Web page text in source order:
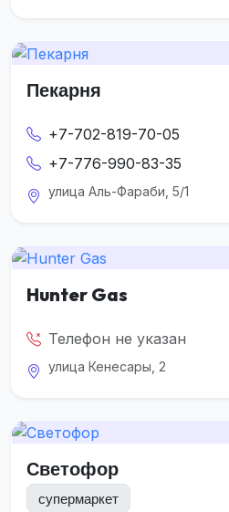
Пекарня
+7-702-819-70-05
+7-776-990-83-35
улица Аль-Фараби, 5/1
Hunter Gas
Телефон не указан
улица Кенесары, 2
Светофор
супермаркет